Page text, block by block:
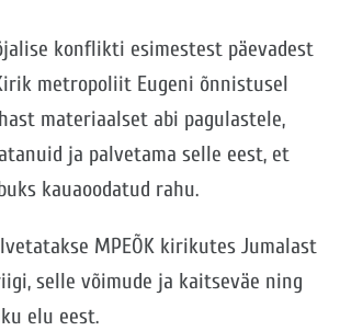
konflikti esimestest päevadest
metropoliit Eugeni õnnistusel
materiaalset abi pagulastele,
ja palvetama selle eest, et
kauaoodatud rahu.
MPEÕK kirikutes Jumalast
selle võimude ja kaitseväe ning
elu eest.